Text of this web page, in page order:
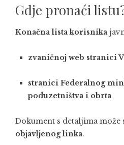
Gdje pronaći
Konačna lista korisnika
zvaničnoj web stranici
stranici Federalnog
poduzetništva i obrta
Dokument s detaljima može
objavljenoglinka.